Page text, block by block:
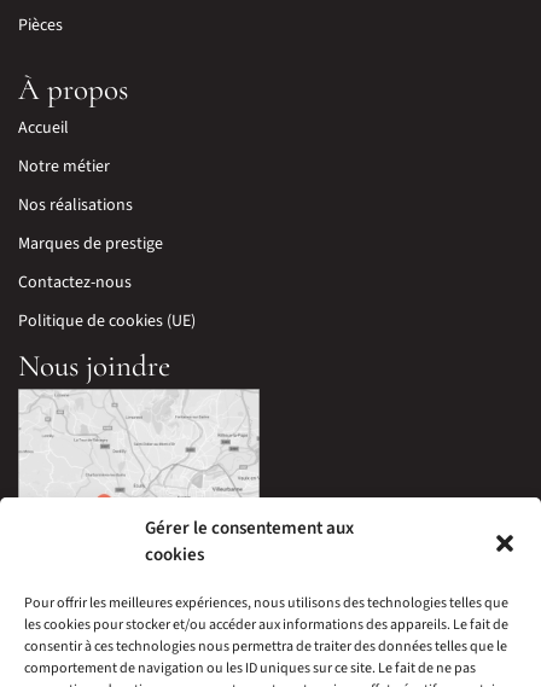
Gérer le consentement aux
cookies
Pour offrir les meilleures expériences, nous utilisons des technologies telles que
les cookies pour stocker et/ou accéder aux informations des appareils. Le fait de
consentir à ces technologies nous permettra de traiter des données telles que le
comportement de navigation ou les ID uniques sur ce site. Le fait de ne pas
Pièces
À propos
Accueil
Notre métier
Nos réalisations
Marques de prestige
Contactez-nous
Politique de cookies (UE)
Nous joindre
33 Avenue Edouard Millaud,
69290 Craponne, France